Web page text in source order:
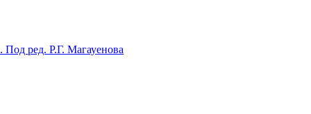
ред. Р.Г. Магауенова